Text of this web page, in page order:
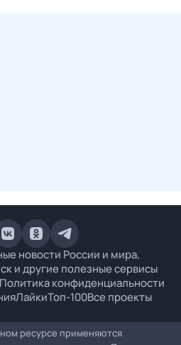
новости России и мира,
и другие полезные сервисы
конфиденциальности
ЛайкиТоп-100Все проекты
ресурсе применяются